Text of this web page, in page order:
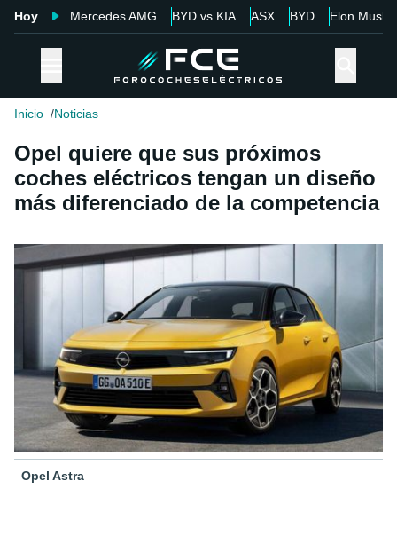
Hoy Mercedes AMG BYD vs KIA ASX BYD Elon Musk
Inicio Noticias
Opel quiere que sus próximos
coches eléctricos tengan un diseño
más diferenciado de la competencia
Opel Astra